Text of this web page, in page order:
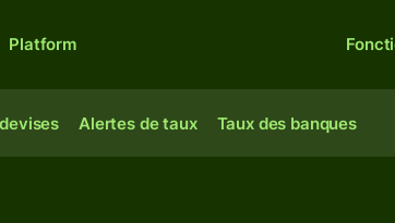
Platform
Alertes de taux Taux des banques